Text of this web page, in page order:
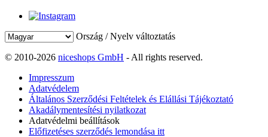
Ország / Nyelv változtatás
© 2010-2026 niceshops GmbH - All rights reserved.
Impresszum
Adatvédelem
Általános Szerződési Feltételek és Elállási Tájékoztató
Akadálymentesítési nyilatkozat
Adatvédelmi beállítások
Előfizetéses szerződés lemondása itt